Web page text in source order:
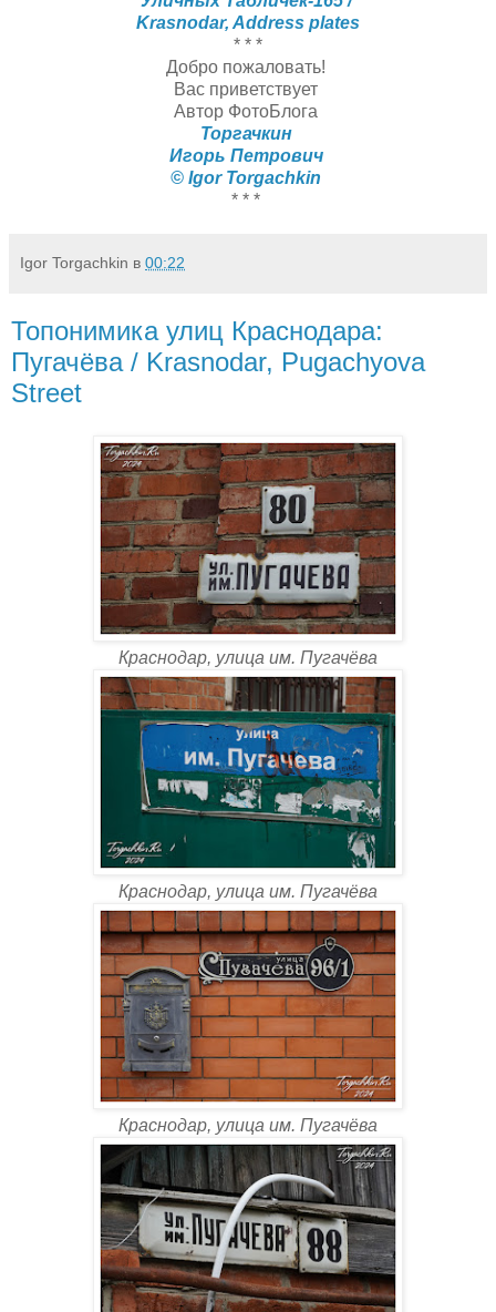
Krasnodar, Address plates
* * *
Добро пожаловать!
Вас приветствует
Автор ФотоБлога
Торгачкин
Игорь Петрович
© Igor Torgachkin
* * *
Igor Torgachkin в 00:22
Топонимика улиц Краснодара:
Пугачёва / Krasnodar, Pugachyova
Street
Краснодар, улица им. Пугачёва
Краснодар, улица им. Пугачёва
Краснодар, улица им. Пугачёва